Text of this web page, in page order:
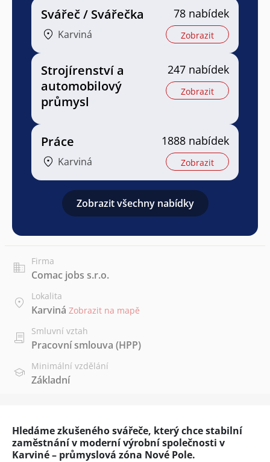
Svářeč / Svářečka
Karviná
78 nabídek
Zobrazit
Strojírenství a
automobilový
průmysl
247 nabídek
Zobrazit
Práce
Karviná
1888 nabídek
Zobrazit
Zobrazit všechny nabídky
Firma
Comac jobs s.r.o.
Lokalita
Karviná Zobrazit na mapě
Smluvní vztah
Pracovní smlouva (HPP)
Minimální vzdělání
Základní
Hledáme zkušeného svářeče, který chce stabilní
zaměstnání v moderní výrobní společnosti v
Karviné – průmyslová zóna Nové Pole.